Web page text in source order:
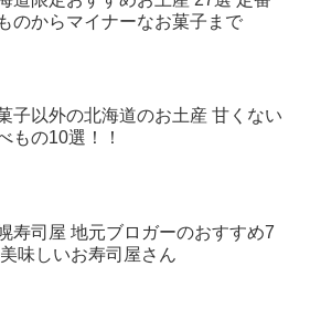
のからマイナーなお菓子まで
子以外の北海道のお土産 甘くない
もの10選！！
寿司屋 地元ブロガーのおすすめ7
味しいお寿司屋さん